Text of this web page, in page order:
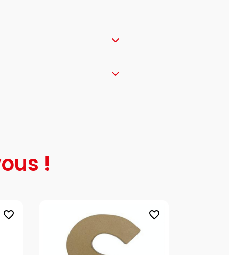
!
favorite_border favorite_border